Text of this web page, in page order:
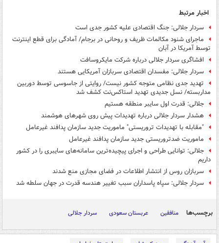
اخبار مرتبط
سردار جلالی: جنگ اقتصادی علیه کشور جدی است
ماجرای شنود مکالمات ظریف و روحانی در برجام/ آمادگی برای قطع اینترنت
توسط آمریکا در آبان
افشاگری سردار جلالی درباره شرکت مایکروسافت
سردار جلالی: مفسدان اقتصادی سربازان آمریکایی هستند
تهدید جدی نظامی متوجه کشور نیست/ روایتی از جاسوسی توسط دوربین
مداربسته/ نسل جدیدی تهدید استاکس‌نت کشف شد
جلالی: قدرت اول سایبر منطقه هستیم
هشدار سردار جلالی درباره تهدیدات پیش روی شهرهای هوشمند
"مقابله با تهدیدات تروریستی" ماموریت جدید سازمان پدافند غیرعامل
ماموریت ضدتروریستی جدید سازمان پدافند غیرعامل
جلالی: توانایی طراحی و اجرای پیچیده‌ترین سامانه‌های سایبری را در کشور
داریم
سربازان روس از انتشار اطلاعات در فضای مجازی منع شدند
سردار جلالی: سپاه پاسداران سبب تغییر هندسه قدرت در جهان سلطه شد
برچسب‌ها منافقین عربستان سعودی سردار جلالی